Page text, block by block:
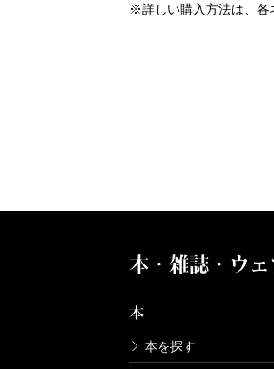
※詳しい購入方法は、各
本・雑誌・ウ
本
本を探す